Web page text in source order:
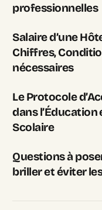
professionnelles
Salaire d’une
Chiffres,
nécessaires
Le Protocole
dans
Scolaire
Questions à
briller et éviter